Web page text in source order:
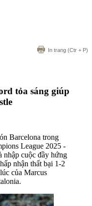
In trang (Ctr + P)
tỏa sáng giúp
Barcelona trong
League 2025 -
nhập cuộc đầy hứng
nhận thất bại 1-2
của Marcus